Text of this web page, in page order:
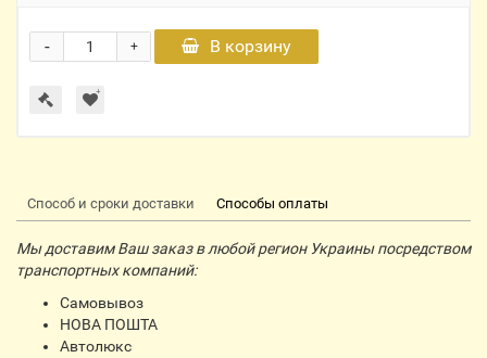
+
- В корзину
Способ и сроки доставки Способы оплаты
Мы доставим Ваш заказ в любой регион Украины посредством
транспортных компаний:
Самовывоз
НОВА ПОШТА
Автолюкс